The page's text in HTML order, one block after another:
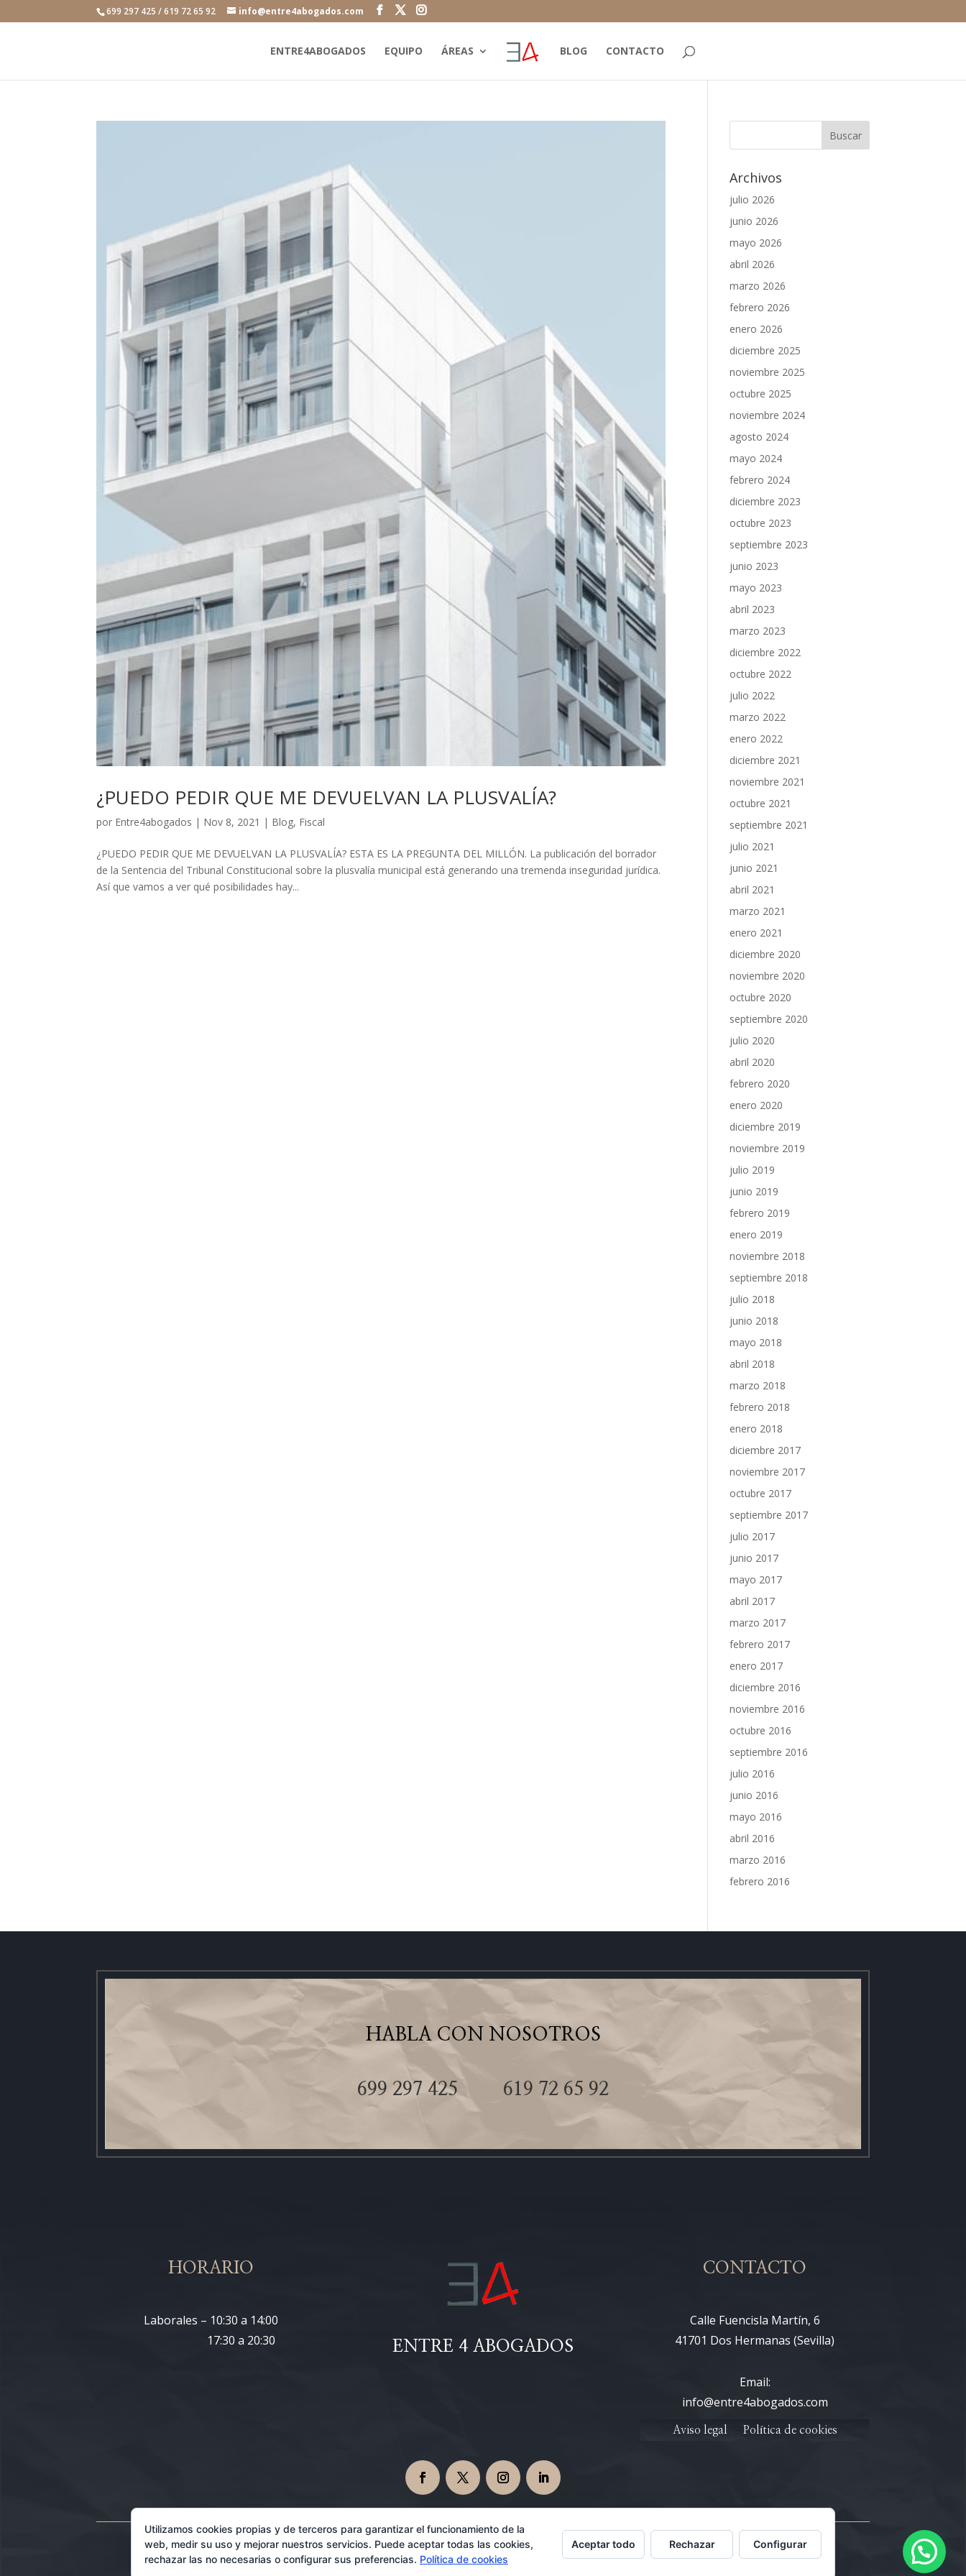
699 297 425 / 619 72 65 92 info@entre4abogados.com
ENTRE4ABOGADOS EQUIPO ÁREAS BLOG CONTACTO
¿PUEDO PEDIR QUE ME DEVUELVAN LA PLUSVALÍA?
por Entre4abogados | Nov 8, 2021 | Blog, Fiscal
¿PUEDO PEDIR QUE ME DEVUELVAN LA PLUSVALÍA? ESTA ES LA PREGUNTA DEL MILLÓN. La publicación del borrador
de la Sentencia del Tribunal Constitucional sobre la plusvalía municipal está generando una tremenda inseguridad jurídica.
Así que vamos a ver qué posibilidades hay...
Archivos
julio 2026
junio 2026
mayo 2026
abril 2026
marzo 2026
febrero 2026
enero 2026
diciembre 2025
noviembre 2025
octubre 2025
noviembre 2024
agosto 2024
mayo 2024
febrero 2024
diciembre 2023
octubre 2023
septiembre 2023
junio 2023
mayo 2023
abril 2023
marzo 2023
diciembre 2022
octubre 2022
julio 2022
marzo 2022
enero 2022
diciembre 2021
noviembre 2021
octubre 2021
septiembre 2021
julio 2021
junio 2021
abril 2021
marzo 2021
enero 2021
diciembre 2020
noviembre 2020
octubre 2020
septiembre 2020
julio 2020
abril 2020
febrero 2020
enero 2020
diciembre 2019
noviembre 2019
julio 2019
junio 2019
febrero 2019
enero 2019
noviembre 2018
septiembre 2018
julio 2018
junio 2018
mayo 2018
abril 2018
marzo 2018
febrero 2018
enero 2018
diciembre 2017
noviembre 2017
octubre 2017
septiembre 2017
julio 2017
junio 2017
mayo 2017
abril 2017
marzo 2017
febrero 2017
enero 2017
diciembre 2016
noviembre 2016
octubre 2016
septiembre 2016
julio 2016
junio 2016
mayo 2016
abril 2016
marzo 2016
febrero 2016
HABLA CON NOSOTROS
699 297 425 619 72 65 92
HORARIO
Laborales – 10:30 a 14:00
17:30 a 20:30
ENTRE 4 ABOGADOS
CONTACTO
Calle Fuencisla Martín, 6
41701 Dos Hermanas (Sevilla)
Email:
info@entre4abogados.com
Aviso legal Política de cookies
Abogados en Dos Hermanas 08/10/2026
Utilizamos cookies propias y de terceros para garantizar el funcionamiento de la
web, medir su uso y mejorar nuestros servicios. Puede aceptar todas las cookies,
rechazar las no necesarias o configurar sus preferencias. Política de cookies
Aceptar todo Rechazar Configurar